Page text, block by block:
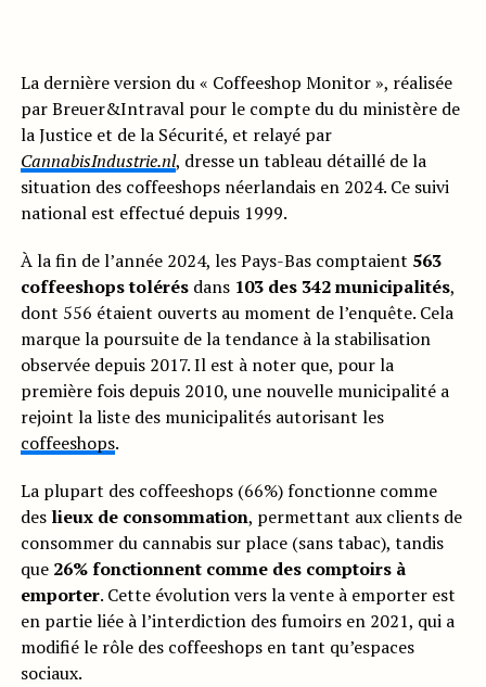
La dernière version du « Coffeeshop Monitor », réalisée
par Breuer&Intraval pour le compte du du ministère de
la Justice et de la Sécurité, et relayé par
CannabisIndustrie.nl, dresse un tableau détaillé de la
situation des coffeeshops néerlandais en 2024. Ce suivi
national est effectué depuis 1999.
À la fin de l’année 2024, les Pays-Bas comptaient 563
coffeeshops tolérésdans 103 des 342 municipalités,
dont 556 étaient ouverts au moment de l’enquête. Cela
marque la poursuite de la tendance à la stabilisation
observée depuis 2017. Il est à noter que, pour la
première fois depuis 2010, une nouvelle municipalité a
rejoint la liste des municipalités autorisant les
coffeeshops.
La plupart des coffeeshops (66%) fonctionne comme
des lieux de consommation, permettant aux clients de
consommer du cannabis sur place (sans tabac), tandis
que 26% fonctionnent comme des comptoirs à
emporter. Cette évolution vers la vente à emporter est
en partie liée à l’interdiction des fumoirs en 2021, qui a
modifié le rôle des coffeeshops en tant qu’espaces
sociaux.